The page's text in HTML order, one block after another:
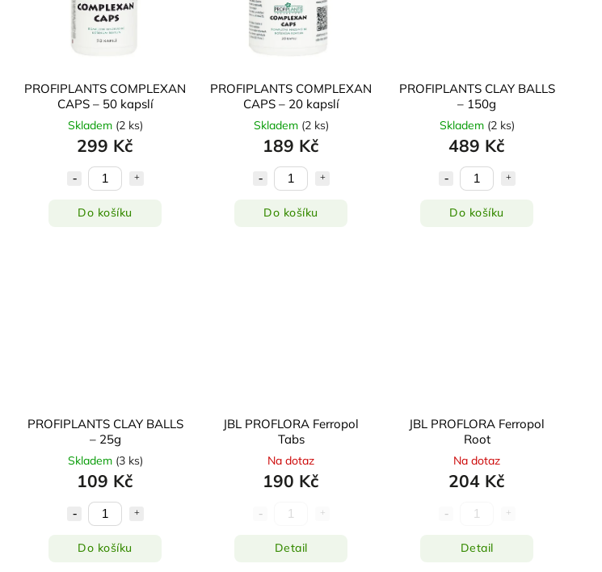
PROFIPLANTS COMPLEXAN
CAPS – 50 kapslí
Skladem (2 ks)
299 Kč
Do košíku
PROFIPLANTS COMPLEXAN
CAPS – 20 kapslí
Skladem (2 ks)
189 Kč
Do košíku
PROFIPLANTS CLAY BALLS
– 150g
Skladem (2 ks)
489 Kč
Do košíku
PROFIPLANTS CLAY BALLS
– 25g
Skladem (3 ks)
109 Kč
Do košíku
JBL PROFLORA Ferropol
Tabs
Na dotaz
190 Kč
Detail
JBL PROFLORA Ferropol
Root
Na dotaz
204 Kč
Detail